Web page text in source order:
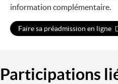
information complémentaire.
Faire sa préadmission en ligne
Participations